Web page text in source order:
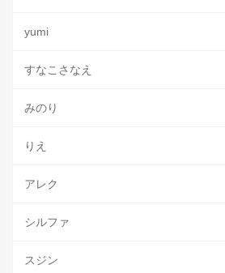
yumi
すなこさなえ
みのり
りえ
アレク
シルファ
スジン